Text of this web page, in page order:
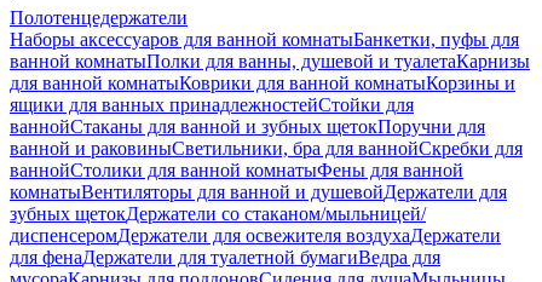
Полотенцедержатели
Наборы аксессуаров для ванной комнатыБанкетки, пуфы для
ванной комнатыПолки для ванны, душевой и туалетаКарнизы
для ванной комнатыКоврики для ванной комнатыКорзины и
ящики для ванных принадлежностейСтойки для
ваннойСтаканы для ванной и зубных щетокПоручни для
ванной и раковиныСветильники, бра для ваннойСкребки для
ваннойСтолики для ванной комнатыФены для ванной
комнатыВентиляторы для ванной и душевойДержатели для
зубных щетокДержатели со стаканом/мыльницей/
диспенсеромДержатели для освежителя воздухаДержатели
для фенаДержатели для туалетной бумагиВедра для